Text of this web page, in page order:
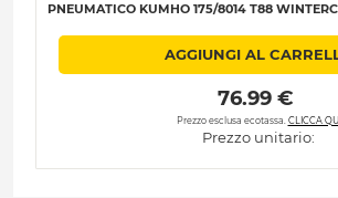
PNEUMATICO KUMHO 175/8014 T88
AGGIUNGI AL
76.99 €
Prezzo esclusa ecotassa. CLICCA QUI
Prezzo unitario: